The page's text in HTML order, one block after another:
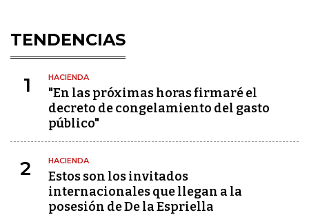
TENDENCIAS
1 HACIENDA
"En las próximas horas firmaré el
decreto de congelamiento del gasto
público"
2 HACIENDA
Estos son los invitados
internacionales que llegan a la
posesión de De la Espriella